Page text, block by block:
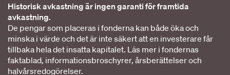
Historisk avkastning är ingen garanti för framtida
avkastning.
De pengar som placeras i fonderna kan både öka och
minska i värde och det är inte säkert att en investerare får
tillbaka hela det insatta kapitalet. Läs mer i fondernas
faktablad, informationsbroschyrer, årsberättelser och
halvårsredogörelser.